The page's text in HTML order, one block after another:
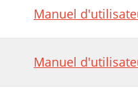
Manuel
Manuel